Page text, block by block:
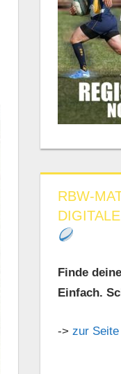
RBW-
Finde
Einfach.
->zur Seite